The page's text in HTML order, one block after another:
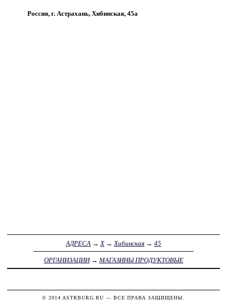
Россия, г. Астрахань, Хибинская, 45а
АДРЕСА → Х→ Хибинская → 45
ОРГАНИЗАЦИИ→ МАГАЗИНЫ ПРОДУКТОВЫЕ
© 2014 ASTRBURG.RU — ВСЕ ПРАВА ЗАЩИЩЕНЫ.